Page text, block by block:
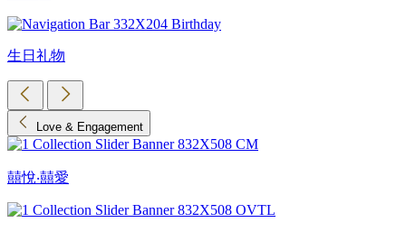
生日礼物
Love & Engagement
囍悅‧囍愛